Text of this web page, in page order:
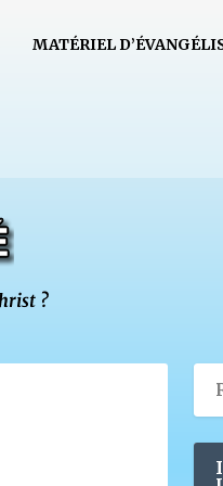
MATÉRIEL